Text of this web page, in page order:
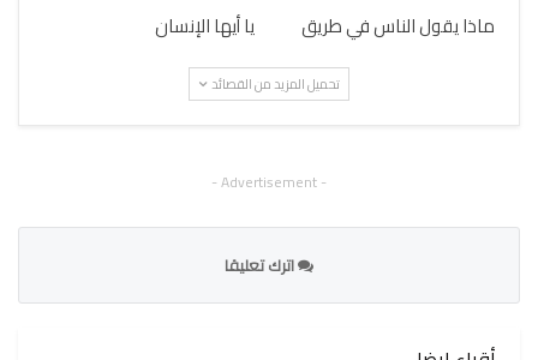
ماذا يقول الناس في طريق يا أيها الإنسان
تحميل المزيد من القصائد
- Advertisement -
اترك تعليقا